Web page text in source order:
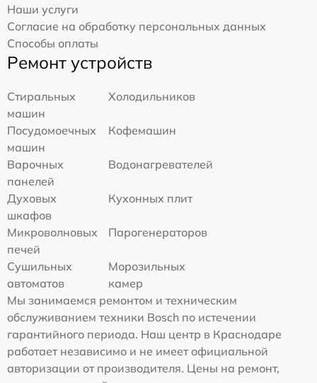
Наши услуги
Согласие на обработку персональных данных
Способы оплаты
Ремонт устройств
Стиральных
машин
Холодильников
Посудомоечных
машин
Кофемашин
Варочных
панелей
Водонагревателей
Духовых
шкафов
Кухонных плит
Микроволновых
печей
Парогенераторов
Сушильных
автоматов
Морозильных
камер
Мы занимаемся ремонтом и техническим
обслуживанием техники Bosch по истечении
гарантийного периода. Наш центр в Краснодаре
работает независимо и не имеет официальной
авторизации от производителя. Цены на ремонт,